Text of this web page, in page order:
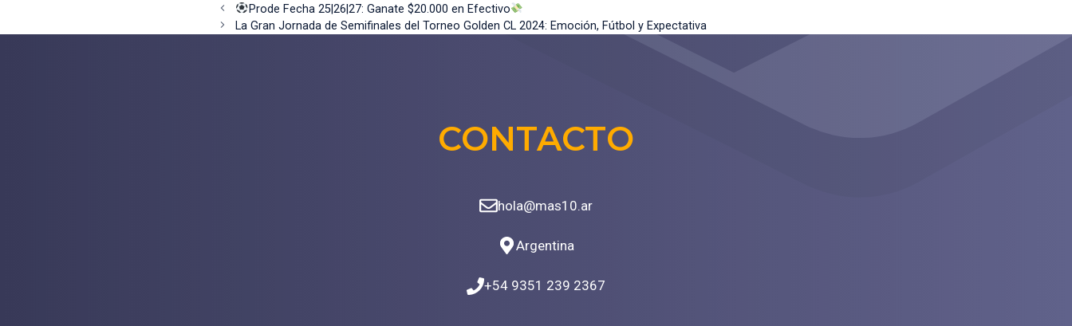
Prode Fecha 25|26|27: Ganate $20.000 en Efectivo
La Gran Jornada de Semifinales del Torneo Golden CL 2024: Emoción, Fútbol y Expectativa
CONTACTO
hola@mas10.ar
Argentina
+54 9351 239 2367